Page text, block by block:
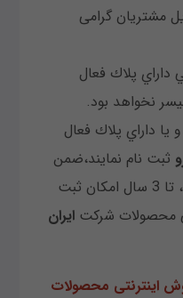
گرامى
داراي پلاك فعال
نخواهد بود.
يا داراي پلاك فعال
ثبت نام نمايند،ضمن
كان لم يكن تلقي شدن ثبت نام، تا 3 سال امكان ثبت
محصولات شركتايران
اینترنتی محصولات